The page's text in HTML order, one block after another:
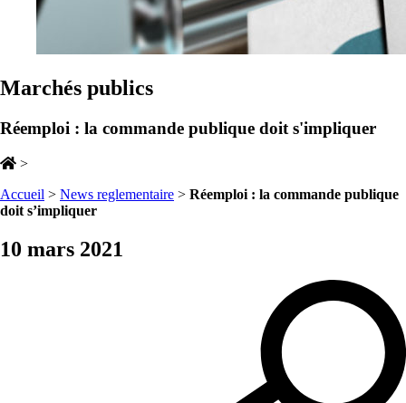
Marchés publics
Réemploi : la commande publique doit s'impliquer
>
Accueil > News reglementaire > Réemploi : la commande publique
doit s’impliquer
10 mars 2021